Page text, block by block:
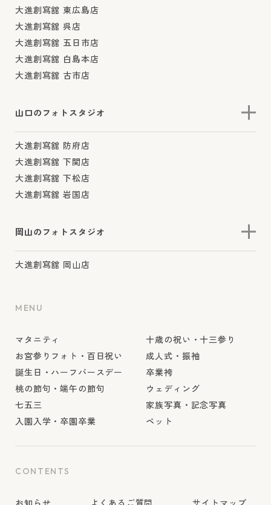
大進創寫舘 東広島店
大進創寫舘 呉店
大進創寫舘 五日市店
大進創寫舘 白島本店
大進創寫舘 古市店
山口のフォトスタジオ
大進創寫舘 防府店
大進創寫舘 下関店
大進創寫舘 下松店
大進創寫舘 岩国店
岡山のフォトスタジオ
大進創寫舘 岡山店
MENU
マタニティ
お宮参りフォト・百日祝い
誕生日・ハーフバースデー
桃の節句・端午の節句
七五三
入園入学・卒園卒業
十歳の祝い・十三参り
成人式・振袖
卒業袴
ウェディング
家族写真・記念写真
ペット
CONTENTS
お知らせ
よくあるご質問
サイトマップ